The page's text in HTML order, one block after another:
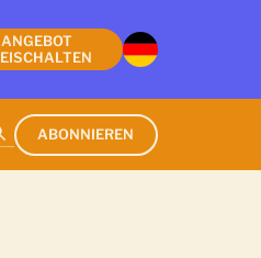
ANGEBOT
ABONNIEREN